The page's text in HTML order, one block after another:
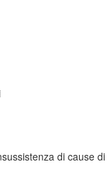
di cause di